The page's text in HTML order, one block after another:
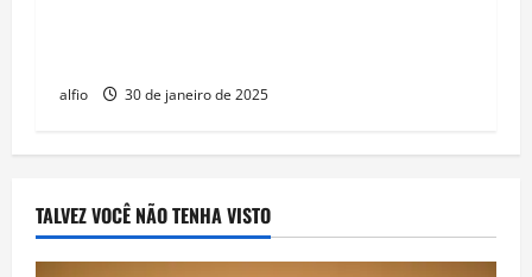
alfio 30 de janeiro de 2025
TALVEZ VOCÊ NÃO TENHA VISTO